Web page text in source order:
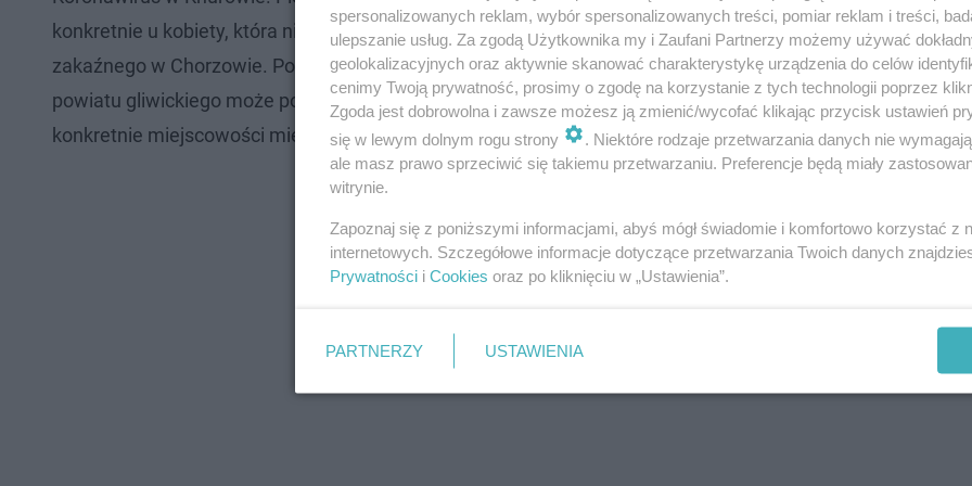
konkretnie u kobiety, która niedawno wróciła z Hiszpanii i z bólem gardła, ale bez gorączki zgłosiła się do
zakaźnego w Chorzowie. Po przebadaniu pacjentki i pobraniu próbek doktor zdecydował o tym, że
powiatu gliwickiego może pozostać w domu na czas leczenia. Śląski Urząd Wojewódzki nie ujawnia w jakiej
konkretnie miejscowości mieszka kobieta, u której stwierdzono koronawirusa.
spersonalizowanych reklam, wybór spersonalizowanych treści, pomiar reklam i treści,
ulepszanie usług. Za zgodą Użytkownika my i Zaufani Partnerzy możemy używać
geolokalizacyjnych oraz aktywnie skanować charakterystykę urządzenia do celów
cenimy Twoją prywatność, prosimy o zgodę na korzystanie z tych technologii poprzez
Zgoda jest dobrowolna i zawsze możesz ją zmienić/wycofać klikając przycisk ustawień
się w lewym dolnym rogu strony
. Niektóre rodzaje przetwarzania danych nie
ale masz prawo sprzeciwić się takiemu przetwarzaniu. Preferencje będą miały
witrynie.
Zapoznaj się z poniższymi informacjami, abyś mógł świadomie i komfortowo korzystać z
internetowych. Szczegółowe informacje dotyczące przetwarzania Twoich danych
Prywatności i Cookies oraz po kliknięciu w „Ustawienia”.
PARTNERZY USTAWIENIA